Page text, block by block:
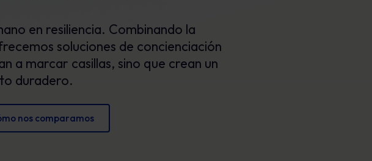
debe
Imágenes atractivas que refuerzan el
comportamiento seguro cada día.
en resiliencia. Combinando la
soluciones de concienciación
a marcar casillas, sino que crean un
duradero.
nos comparamos